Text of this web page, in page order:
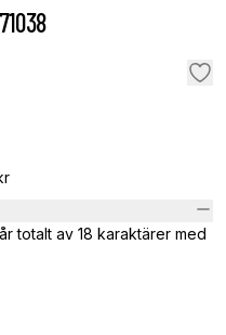
totalt av 18 karaktärer med